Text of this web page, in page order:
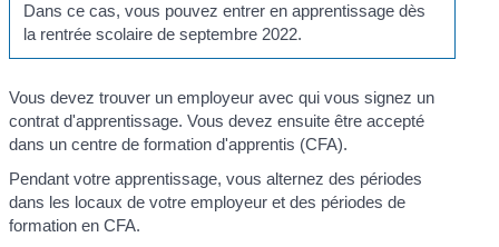
Dans ce cas, vous pouvez entrer en apprentissage dès
la rentrée scolaire de septembre 2022.
Vous devez trouver un employeur avec qui vous signez un
contrat d'apprentissage. Vous devez ensuite être accepté
dans un centre de formation d'apprentis (CFA).
Pendant votre apprentissage, vous alternez des périodes
dans les locaux de votre employeur et des périodes de
formation en CFA.